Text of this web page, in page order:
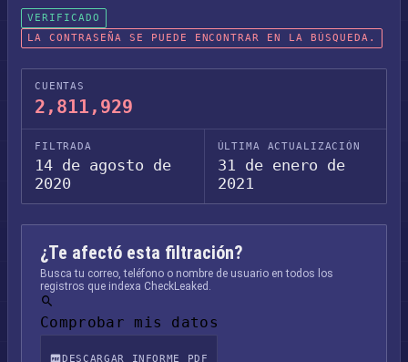
VERIFICADO
LA CONTRASEÑA SE PUEDE ENCONTRAR EN LA BÚSQUEDA.
CUENTAS
2,811,929
FILTRADA
14 de agosto de
2020
ÚLTIMA ACTUALIZACIÓN
31 de enero de
2021
¿Te afectó esta filtración?
Busca tu correo, teléfono o nombre de usuario en todos los
registros que indexa CheckLeaked.
Comprobar mis datos
DESCARGAR INFORME PDF